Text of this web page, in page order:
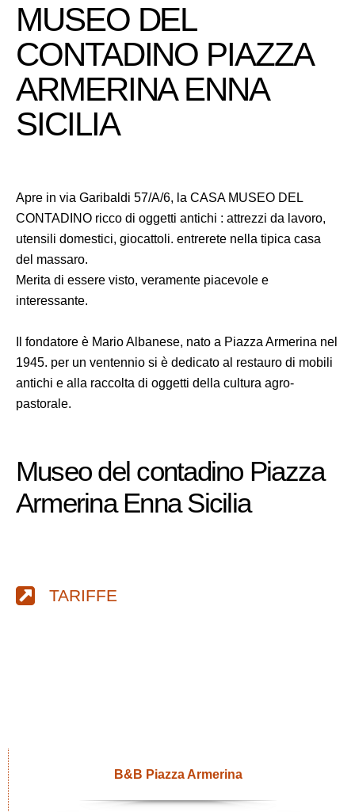
MUSEO DEL
CONTADINO PIAZZA
ARMERINA ENNA
SICILIA
Apre in via Garibaldi 57/A/6, la CASA MUSEO DEL
CONTADINO ricco di oggetti antichi : attrezzi da lavoro,
utensili domestici, giocattoli. entrerete nella tipica casa
del massaro.
Merita di essere visto, veramente piacevole e
interessante.
Il fondatore è Mario Albanese, nato a Piazza Armerina nel
1945. per un ventennio si è dedicato al restauro di mobili
antichi e alla raccolta di oggetti della cultura agro-
pastorale.
Museo del contadino Piazza
Armerina Enna Sicilia
TARIFFE
B&B Piazza Armerina